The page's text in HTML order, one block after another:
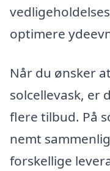
optimere
Når du ønsker
solcellevask, er
flere tilbud. På
nemt
forskellige